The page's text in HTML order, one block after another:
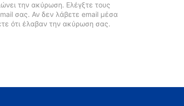
την ακύρωση. Ελέγξτε τους
σας. Αν δεν λάβετε email μέσα
ότι έλαβαν την ακύρωση σας.